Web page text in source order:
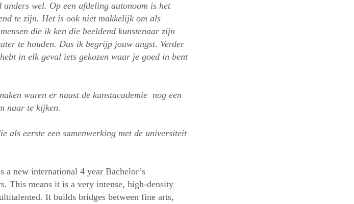
anders wel. Op een afdeling autonoom is het
te zijn. Het is ook niet makkelijk om als
die ik ken die beeldend kunstenaar zijn
te houden. Dus ik begrijp jouw angst. Verder
in elk geval iets gekozen waar je goed in bent
waren er naast de kunstacademie nog een
naar te kijken.
als eerste een samenwerking met de universiteit
a new international 4 year Bachelor’s
This means it is a very intense, high-density
It builds bridges between fine arts,